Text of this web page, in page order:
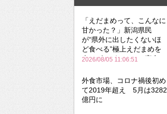
「えだまめって、こんなに
甘かった？」新潟県民
が“県外に出したくないほ
ど食べる”極上えだまめを
森のビアガーデンで実食
2026/08/05 11:06:51
外食市場、コロナ禍後初め
て2019年超え 5月は3282
億円に